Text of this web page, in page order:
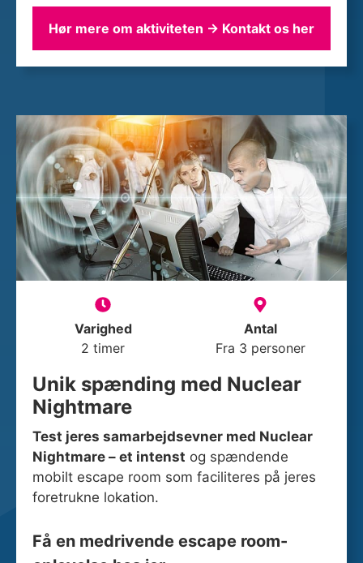
Hør mere om aktiviteten → Kontakt os her
Varighed
2 timer
Antal
Fra 3 personer
Unik spænding med Nuclear
Nightmare
Test jeres samarbejdsevner med Nuclear
Nightmare – et intenst og spændende
mobilt escape room som faciliteres på jeres
foretrukne lokation.
Få en medrivende escape room-